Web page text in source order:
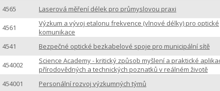
4565
Laserová měření délek pro průmyslovou praxi
4561
Výzkum a vývoj etalonu frekvence (vlnové délky) pro optické
komunikace
4541
Bezpečné optické bezkabelové spoje pro municipální sítě
454002
Science Academy - kritický způsob myšlení a praktické
přírodovědných a technických poznatků v reálném životě
454001
Personální rozvoj výzkumných týmů